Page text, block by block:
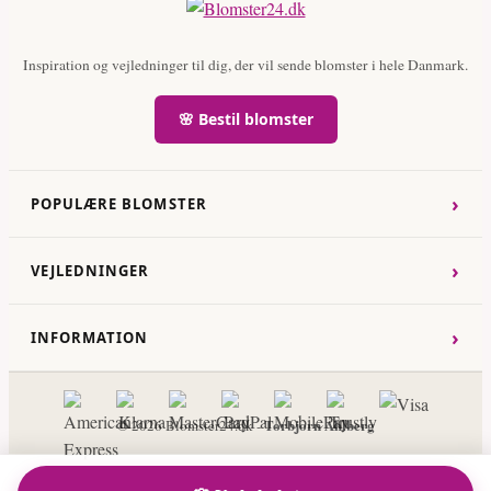
Inspiration og vejledninger til dig, der vil sende blomster i hele Danmark.
🌸 Bestil blomster
POPULÆRE BLOMSTER ›
VEJLEDNINGER ›
INFORMATION ›
© 2026 Blomster24.dk -Torbjorn Ahlberg